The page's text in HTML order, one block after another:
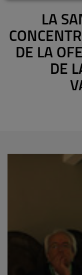
LA
DE LA
DE